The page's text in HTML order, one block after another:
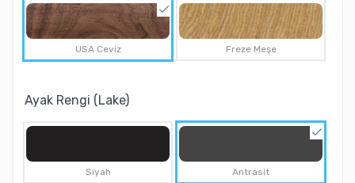
USA Ceviz Freze Meşe
Ayak Rengi (Lake)
Siyah Antrasit